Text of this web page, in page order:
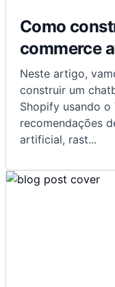
Como
commerce
Neste artigo,
construir um
Shopify usando
recomendações
artificial, rast...